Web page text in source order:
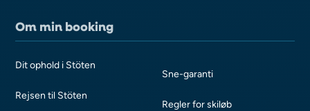
Om min booking
Dit ophold i Stöten
Rejsen til Stöten
Sne-garanti
Regler for skiløb